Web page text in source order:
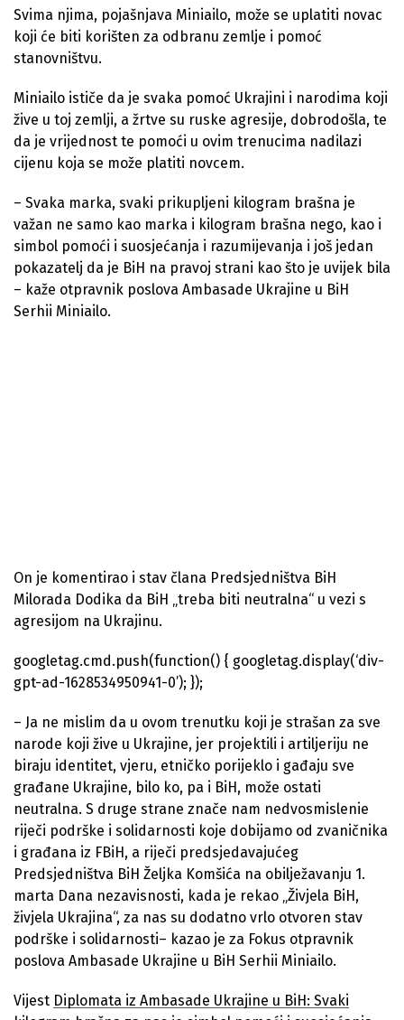
Svima njima, pojašnjava Miniailo, može se uplatiti novac
koji će biti korišten za odbranu zemlje i pomoć
stanovništvu.
Miniailo ističe da je svaka pomoć Ukrajini i narodima koji
žive u toj zemlji, a žrtve su ruske agresije, dobrodošla, te
da je vrijednost te pomoći u ovim trenucima nadilazi
cijenu koja se može platiti novcem.
– Svaka marka, svaki prikupljeni kilogram brašna je
važan ne samo kao marka i kilogram brašna nego, kao i
simbol pomoći i suosjećanja i razumijevanja i još jedan
pokazatelj da je BiH na pravoj strani kao što je uvijek bila
– kaže otpravnik poslova Ambasade Ukrajine u BiH
Serhii Miniailo.
On je komentirao i stav člana Predsjedništva BiH
Milorada Dodika da BiH „treba biti neutralna“ u vezi s
agresijom na Ukrajinu.
googletag.cmd.push(function() { googletag.display(‘div-
gpt-ad-1628534950941-0’); });
– Ja ne mislim da u ovom trenutku koji je strašan za sve
narode koji žive u Ukrajine, jer projektili i artiljeriju ne
biraju identitet, vjeru, etničko porijeklo i gađaju sve
građane Ukrajine, bilo ko, pa i BiH, može ostati
neutralna. S druge strane znače nam nedvosmislenie
riječi podrške i solidarnosti koje dobijamo od zvaničnika
i građana iz FBiH, a riječi predsjedavajućeg
Predsjedništva BiH Željka Komšića na obilježavanju 1.
marta Dana nezavisnosti, kada je rekao „Živjela BiH,
živjela Ukrajina“, za nas su dodatno vrlo otvoren stav
podrške i solidarnosti– kazao je za Fokus otpravnik
poslova Ambasade Ukrajine u BiH Serhii Miniailo.
Vijest Diplomata iz Ambasade Ukrajine u BiH: Svaki